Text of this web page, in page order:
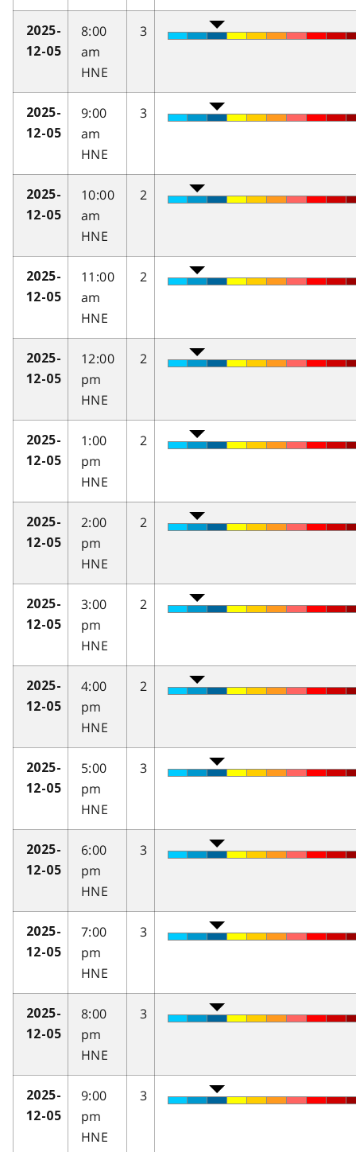
2025-
12-05
8:00
am
HNE
3
2025-
12-05
9:00
am
HNE
3
2025-
12-05
10:00
am
HNE
2
2025-
12-05
11:00
am
HNE
2
2025-
12-05
12:00
pm
HNE
2
2025-
12-05
1:00
pm
HNE
2
2025-
12-05
2:00
pm
HNE
2
2025-
12-05
3:00
pm
HNE
2
2025-
12-05
4:00
pm
HNE
2
2025-
12-05
5:00
pm
HNE
3
2025-
12-05
6:00
pm
HNE
3
2025-
12-05
7:00
pm
HNE
3
2025-
12-05
8:00
pm
HNE
3
2025-
12-05
9:00
pm
HNE
3